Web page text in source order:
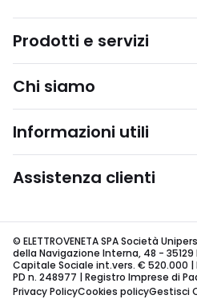
Prodotti e servizi
Chi siamo
Informazioni utili
Assistenza clienti
© ELETTROVENETA SPA Società
della Navigazione Interna, 48 - 35129
Capitale Sociale int.vers. € 520.000 |
PD n. 248977 | Registro Imprese di
Privacy PolicyCookies policyGestisci